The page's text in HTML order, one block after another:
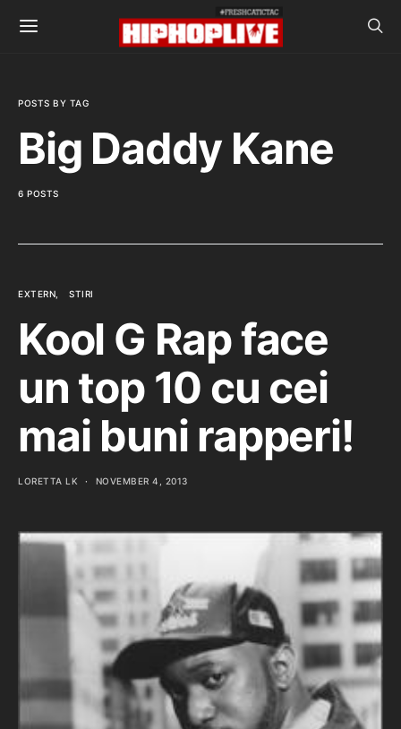
POSTS BY TAG
Big Daddy Kane
6 POSTS
EXTERN STIRI
Kool G Rap face
un top 10 cu cei
mai buni rapperi!
LORETTA LK NOVEMBER 4, 2013